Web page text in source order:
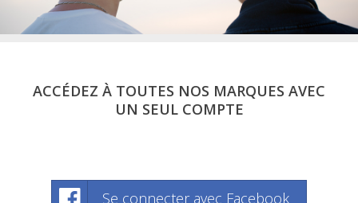
ACCÉDEZ À TOUTES NOS MARQUES AVEC
UN SEUL COMPTE
Se connecter avec Facebook